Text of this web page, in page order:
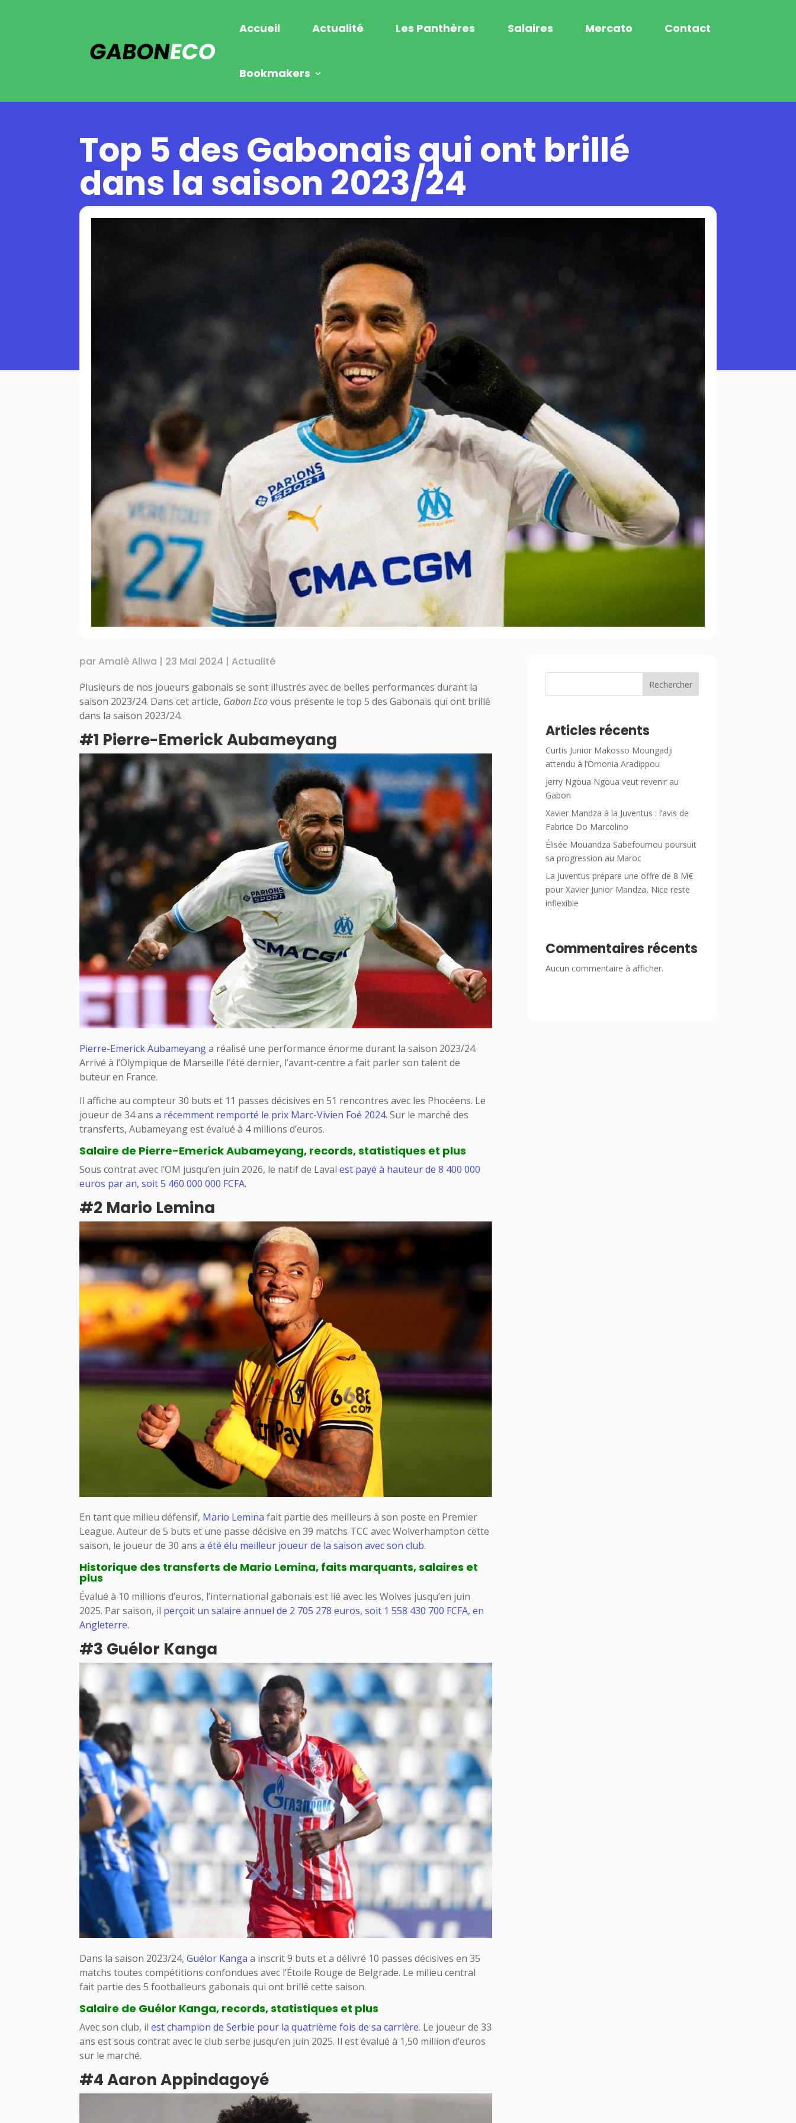
Accueil Actualité Les Panthères Salaires Mercato Contact
Bookmakers
Top 5 des Gabonais qui ont brillé
dans la saison 2023/24
parAmalè Aliwa | 23 Mai 2024 |Actualité
Plusieurs de nos joueurs gabonais se sont illustrés avec de belles performances durant la
saison 2023/24. Dans cet article, Gabon Ecovous présente le top 5 des Gabonais qui ont brillé
dans la saison 2023/24.
#1 Pierre-Emerick Aubameyang
Pierre-Emerick Aubameyanga réalisé une performance énorme durant la saison 2023/24.
Arrivé à l’Olympique de Marseille l’été dernier, l’avant-centre a fait parler son talent de
buteur en France.
Il affiche au compteur 30 buts et 11 passes décisives en 51 rencontres avec les Phocéens. Le
joueur de 34 ansa récemment remporté le prix Marc-Vivien Foé 2024. Sur le marché des
transferts, Aubameyang est évalué à 4 millions d’euros.
Salaire de Pierre-Emerick Aubameyang, records, statistiques et plus
Sous contrat avec l’OM jusqu’en juin 2026, le natif de Lavalest payé à hauteur de 8 400 000
euros par an, soit 5 460 000 000 FCFA.
#2 Mario Lemina
En tant que milieu défensif, Mario Lemina fait partie des meilleurs à son poste en Premier
League. Auteur de 5 buts et une passe décisive en 39 matchs TCC avec Wolverhampton cette
saison, le joueur de 30 ansa été élu meilleur joueur de la saison avec son club.
Historique des transferts de Mario Lemina, faits marquants, salaires et
plus
Évalué à 10 millions d’euros, l’international gabonais est lié avec les Wolves jusqu’en juin
2025. Par saison, il perçoit un salaire annuel de 2 705 278 euros, soit 1 558 430 700 FCFA, en
Angleterre.
#3 Guélor Kanga
Dans la saison 2023/24,Guélor Kanga a inscrit 9 buts et a délivré 10 passes décisives en 35
matchs toutes compétitions confondues avec l’Étoile Rouge de Belgrade. Le milieu central
fait partie des 5 footballeurs gabonais qui ont brillé cette saison.
Salaire de Guélor Kanga, records, statistiques et plus
Avec son club, ilest champion de Serbie pour la quatrième fois de sa carrière. Le joueur de 33
ans est sous contrat avec le club serbe jusqu’en juin 2025. Il est évalué à 1,50 million d’euros
sur le marché.
#4 Aaron Appindagoyé
Rechercher
Articles récents
Curtis Junior Makosso Moungadji
attendu à l’Omonia Aradippou
Jerry Ngoua Ngoua veut revenir au
Gabon
Xavier Mandza à la Juventus : l’avis de
Fabrice Do Marcolino
Élisée Mouandza Sabefoumou poursuit
sa progression au Maroc
La Juventus prépare une offre de 8 M€
pour Xavier Junior Mandza, Nice reste
inflexible
Commentaires récents
Aucun commentaire à afficher.